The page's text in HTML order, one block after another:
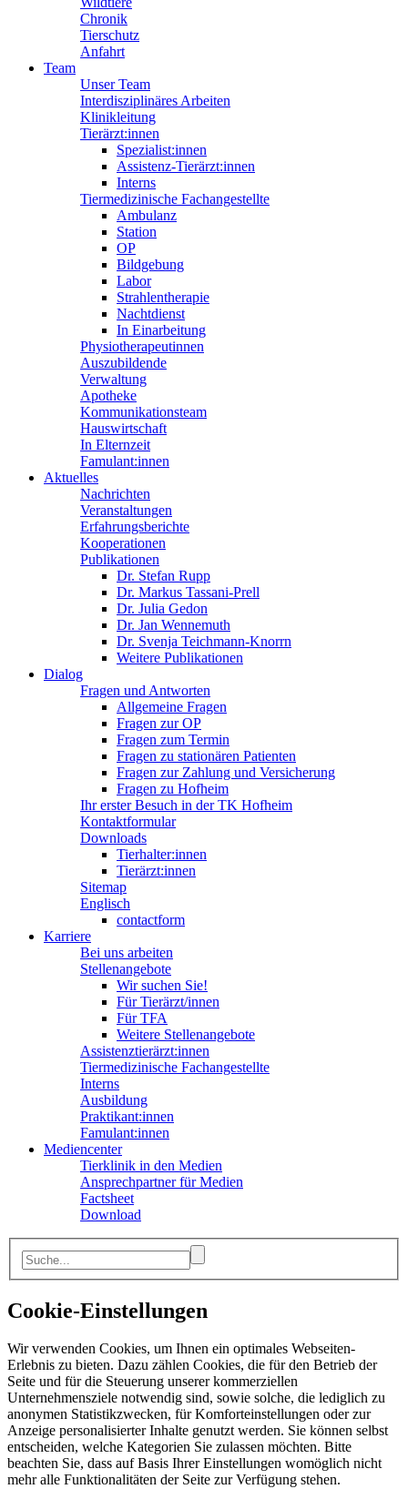
Chronik
Tierschutz
Anfahrt
Team
Unser Team
Interdisziplinäres Arbeiten
Klinikleitung
Tierärzt:innen
Spezialist:innen
Assistenz-Tierärzt:innen
Interns
Tiermedizinische Fachangestellte
Ambulanz
Station
OP
Bildgebung
Labor
Strahlentherapie
Nachtdienst
In Einarbeitung
Physiotherapeutinnen
Auszubildende
Verwaltung
Apotheke
Kommunikationsteam
Hauswirtschaft
In Elternzeit
Famulant:innen
Aktuelles
Nachrichten
Veranstaltungen
Erfahrungsberichte
Kooperationen
Publikationen
Dr. Stefan Rupp
Dr. Markus Tassani-Prell
Dr. Julia Gedon
Dr. Jan Wennemuth
Dr. Svenja Teichmann-Knorrn
Weitere Publikationen
Dialog
Fragen und Antworten
Allgemeine Fragen
Fragen zur OP
Fragen zum Termin
Fragen zu stationären Patienten
Fragen zur Zahlung und Versicherung
Fragen zu Hofheim
Ihr erster Besuch in der TK Hofheim
Kontaktformular
Downloads
Tierhalter:innen
Tierärzt:innen
Sitemap
Englisch
contactform
Karriere
Bei uns arbeiten
Stellenangebote
Wir suchen Sie!
Für Tierärzt/innen
Für TFA
Weitere Stellenangebote
Assistenztierärzt:innen
Tiermedizinische Fachangestellte
Interns
Ausbildung
Praktikant:innen
Famulant:innen
Mediencenter
Tierklinik in den Medien
Ansprechpartner für Medien
Factsheet
Download
Cookie-Einstellungen
Wir verwenden Cookies, um Ihnen ein optimales Webseiten-
Erlebnis zu bieten. Dazu zählen Cookies, die für den Betrieb der
Seite und für die Steuerung unserer kommerziellen
Unternehmensziele notwendig sind, sowie solche, die lediglich zu
anonymen Statistikzwecken, für Komforteinstellungen oder zur
Anzeige personalisierter Inhalte genutzt werden. Sie können selbst
entscheiden, welche Kategorien Sie zulassen möchten. Bitte
beachten Sie, dass auf Basis Ihrer Einstellungen womöglich nicht
mehr alle Funktionalitäten der Seite zur Verfügung stehen.